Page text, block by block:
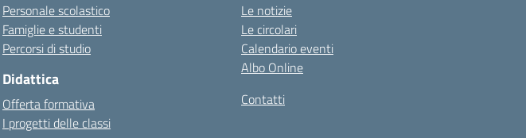
Personale scolastico
Famiglie e studenti
Percorsi di studio
Didattica
Offerta formativa
I progetti delle classi
Le notizie
Le circolari
Calendario eventi
Albo Online
Contatti